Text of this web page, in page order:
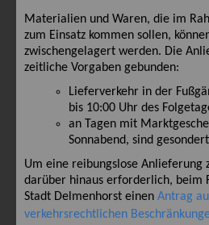
Materialien und Waren, die im
zum Einsatz kommen sollen,
zwischengelagert werden. Die
zeitliche Vorgaben gebunden:
Lieferverkehr in der
bis 10:00 Uhr des
an Tagen mit
Sonnabend, sind
Um eine reibungslose Anlieferung
darüber hinaus erforderlich, beim
Stadt Delmenhorst einen Antrag
verkehrsrechtlichen